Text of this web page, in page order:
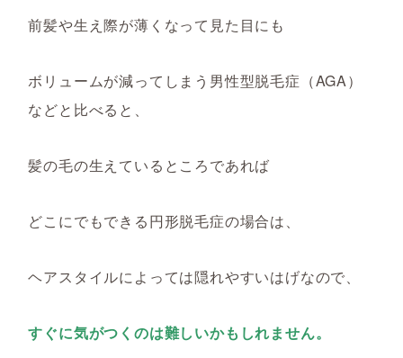
前髪や生え際が薄くなって見た目にも
ボリュームが減ってしまう男性型脱毛症（AGA）
などと比べると、
髪の毛の生えているところであれば
どこにでもできる円形脱毛症の場合は、
ヘアスタイルによっては隠れやすいはげなので、
すぐに気がつくのは難しいかもしれません。